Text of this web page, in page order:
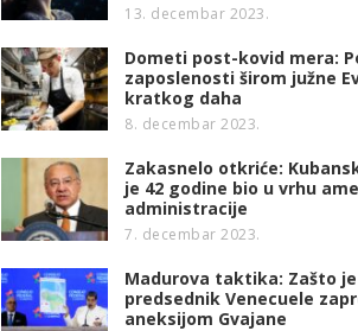
13. decembar 2023.
Dometi post-kovid mera:
zaposlenosti širom južne
kratkog daha
8. decembar 2023.
Zakasnelo otkriće:
je 42 godine bio u vrhu
administracije
7. decembar 2023.
Madurova taktika: Zašto je
predsednik Venecuele
aneksijom Gvajane